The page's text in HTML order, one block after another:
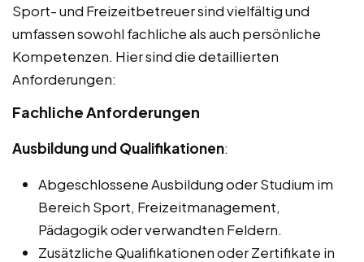
Sport- und Freizeitbetreuer sind vielfältig und
umfassen sowohl fachliche als auch persönliche
Kompetenzen. Hier sind die detaillierten
Anforderungen:
Fachliche Anforderungen
Ausbildung und Qualifikationen:
Abgeschlossene Ausbildung oder Studium im
Bereich Sport, Freizeitmanagement,
Pädagogik oder verwandten Feldern.
Zusätzliche Qualifikationen oder Zertifikate in